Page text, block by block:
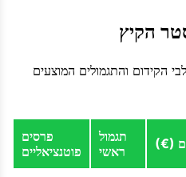
הקיץ
הקידום והתגמולים המוצעים
(€)
תגמול
ראשי
פרסים
פוטנציאליים